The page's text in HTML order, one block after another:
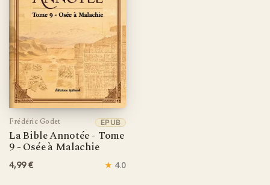
Frédéric Godet
La Bible Annotée - Tome
9 - Osée à Malachie
EPUB
4,99 € ★ 4.0